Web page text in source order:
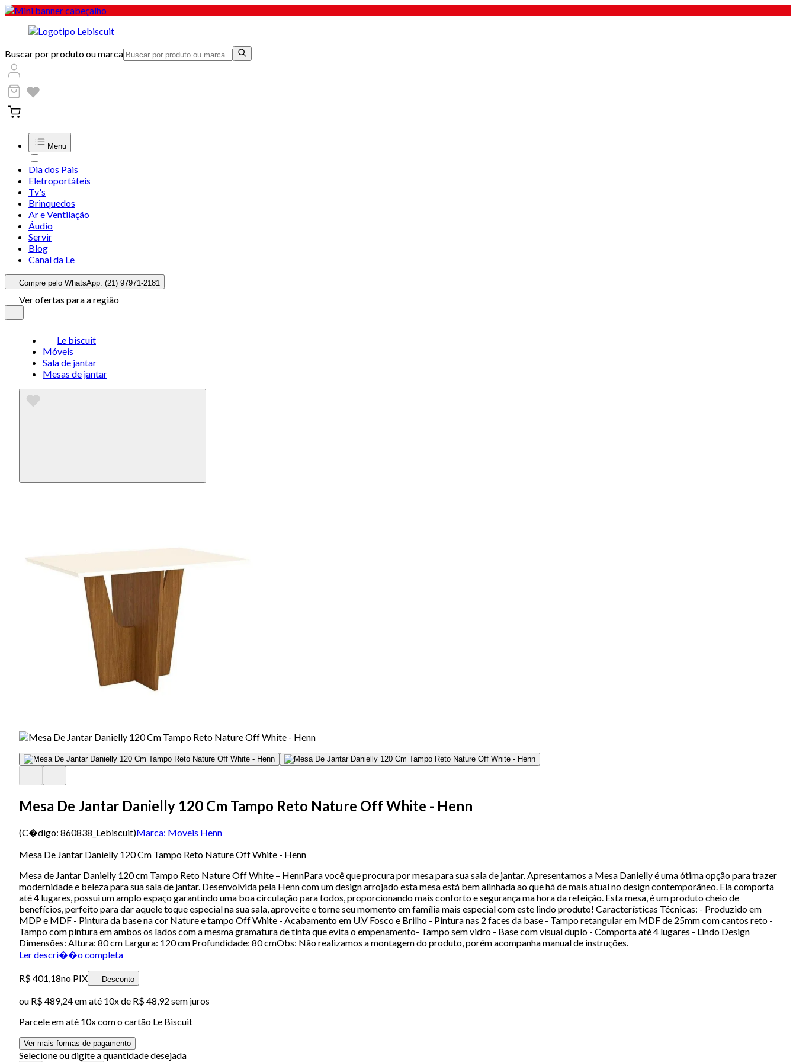
Buscar por produto ou marca
Menu
Dia dos Pais
Eletroportáteis
Tv's
Brinquedos
Ar e Ventilação
Áudio
Servir
Blog
Canal da Le
Compre pelo WhatsApp: (21) 97971-2181
Ver ofertas para a região
Le biscuit
Móveis
Sala de jantar
Mesas de jantar
Mesa De Jantar Danielly 120 Cm Tampo Reto Nature Off White - Henn
(C�digo: 860838_Lebiscuit)Marca: Moveis Henn
Mesa De Jantar Danielly 120 Cm Tampo Reto Nature Off White - Henn
Mesa de Jantar Danielly 120 cm Tampo Reto Nature Off White – HennPara você que procura por mesa para sua sala de jantar. Apresentamos a Mesa Danielly é uma ótima opção para trazer
modernidade e beleza para sua sala de jantar. Desenvolvida pela Henn com um design arrojado esta mesa está bem alinhada ao que há de mais atual no design contemporâneo. Ela comporta
até 4 lugares, possui um amplo espaço garantindo uma boa circulação para todos, proporcionando mais conforto e segurança ma hora da refeição. Esta mesa, é um produto cheio de
benefícios, perfeito para dar aquele toque especial na sua sala, aproveite e torne seu momento em família mais especial com este lindo produto! Características Técnicas: - Produzido em
MDP e MDF - Pintura da base na cor Nature e tampo Off White - Acabamento em U.V Fosco e Brilho - Pintura nas 2 faces da base - Tampo retangular em MDF de 25mm com cantos reto -
Tampo com pintura em ambos os lados com a mesma gramatura de tinta que evita o empenamento- Tampo sem vidro - Base com visual duplo - Comporta até 4 lugares - Lindo Design
Dimensões: Altura: 80 cm Largura: 120 cm Profundidade: 80 cmObs: Não realizamos a montagem do produto, porém acompanha manual de instruções.
Ler descri��o completa
R$ 401,18no PIX Desconto
ou R$ 489,24em até 10x de R$ 48,92 sem juros
Parcele em até 10x com o cartão Le Biscuit
Ver mais formas de pagamento
Selecione ou digite a quantidade desejada